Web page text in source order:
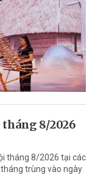
8/2026
tháng 8/2026 tại các
trùng vào ngày